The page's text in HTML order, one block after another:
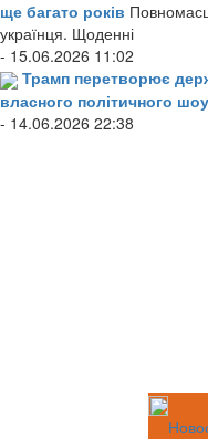
ще багато років
українця. Щоденні
- 15.06.2026 11:02
Трамп перетворює
власного політичного шоу
- 14.06.2026 22:38